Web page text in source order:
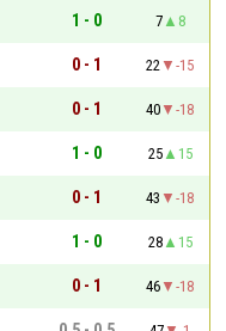
1 - 0 7
8
0 - 1 22
-15
0 - 1 40
-18
1 - 0 25
15
0 - 1 43
-18
1 - 0 28
15
0 - 1 46
-18